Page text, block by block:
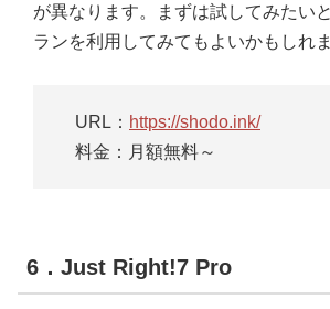
が異なります。まずは試してみたい
ランを利用してみてもよいかもしれま
URL： https://shodo.ink/
料金：月額無料～
6．Just Right!7 Pro